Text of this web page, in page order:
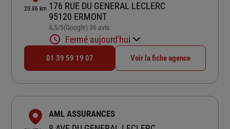
20.86 km 176 RUE DU GENERAL LECLERC
95120 ERMONT
4,5/5Note de 4.5 sur 5
(Google) 36 avis
Fermé aujourd'hui
01 39 59 19 07 Voir la fiche agence
AML ASSURANCES